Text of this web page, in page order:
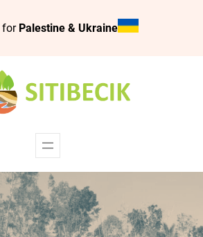
for Palestine & Ukraine